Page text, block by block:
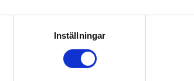
Inställningar